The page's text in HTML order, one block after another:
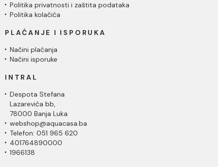
Politika privatnosti i zaštita podataka
Politika kolačića
PLAĆANJE I ISPORUKA
Načini plaćanja
Načini isporuke
INTRAL
Despota Stefana
Lazarevića bb,
78000 Banja Luka
webshop@aquacasa.ba
Telefon: 051 965 620
401764890000
1966138